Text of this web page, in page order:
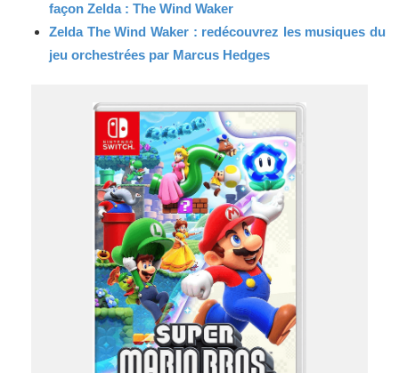
façon Zelda : The Wind Waker
Zelda The Wind Waker : redécouvrez les musiques du
jeu orchestrées par Marcus Hedges